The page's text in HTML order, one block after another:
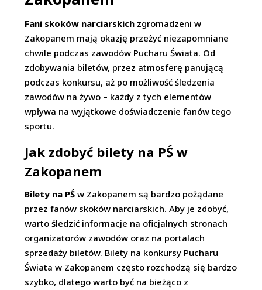
Fani skoków narciarskich zgromadzeni w
Zakopanem mają okazję przeżyć niezapomniane
chwile podczas zawodów Pucharu Świata. Od
zdobywania biletów, przez atmosferę panującą
podczas konkursu, aż po możliwość śledzenia
zawodów na żywo – każdy z tych elementów
wpływa na wyjątkowe doświadczenie fanów tego
sportu.
Jak zdobyć bilety na PŚ w
Zakopanem
Bilety na PŚ w Zakopanem są bardzo pożądane
przez fanów skoków narciarskich. Aby je zdobyć,
warto śledzić informacje na oficjalnych stronach
organizatorów zawodów oraz na portalach
sprzedaży biletów. Bilety na konkursy Pucharu
Świata w Zakopanem często rozchodzą się bardzo
szybko, dlatego warto być na bieżąco z